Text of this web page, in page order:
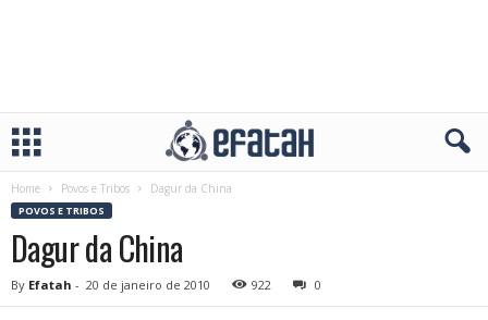
Home Povos e Tribos Dagur da China
POVOS E TRIBOS
Dagur da China
By Efatah - 20 de janeiro de 2010 922 0